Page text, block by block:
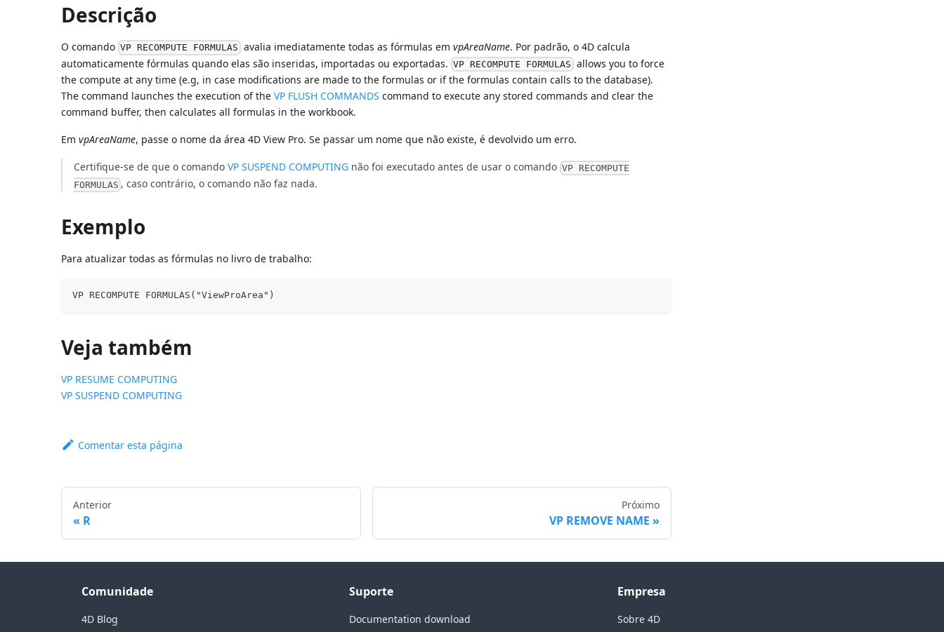
Descrição
O comando VP RECOMPUTE FORMULAS avalia imediatamente todas as fórmulas em vpAreaName. Por padrão, o 4D calcula
automaticamente fórmulas quando elas são inseridas, importadas ou exportadas. VP RECOMPUTE FORMULAS allows you to force
the compute at any time (e.g, in case modifications are made to the formulas or if the formulas contain calls to the database).
The command launches the execution of theVP FLUSH COMMANDS command to execute any stored commands and clear the
command buffer, then calculates all formulas in the workbook.
EmvpAreaName, passe o nome da área 4D View Pro. Se passar um nome que não existe, é devolvido um erro.
Certifique-se de que o comandoVP SUSPEND COMPUTING não foi executado antes de usar o comando VP RECOMPUTE
FORMULAS , caso contrário, o comando não faz nada.
Exemplo
Para atualizar todas as fórmulas no livro de trabalho:
VP RECOMPUTE FORMULAS("ViewProArea")
Veja também
VP RESUME COMPUTING
VP SUSPEND COMPUTING
Comentar esta página
Anterior
R
Próximo
VP REMOVE NAME
Comunidade
4D Blog
Suporte
Documentation download
Empresa
Sobre 4D